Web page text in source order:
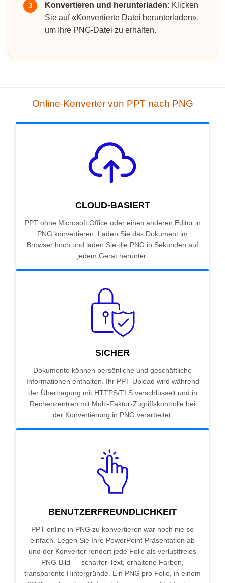
3 Konvertieren und herunterladen: Klicken
Sie auf «Konvertierte Datei herunterladen»,
um Ihre PNG-Datei zu erhalten.
Online-Konverter von PPT nach PNG
CLOUD-BASIERT
PPT ohne Microsoft Office oder einen anderen Editor in
PNG konvertieren. Laden Sie das Dokument im
Browser hoch und laden Sie die PNG in Sekunden auf
jedem Gerät herunter.
SICHER
Dokumente können persönliche und geschäftliche
Informationen enthalten. Ihr PPT-Upload wird während
der Übertragung mit HTTPS/TLS verschlüsselt und in
Rechenzentren mit Multi-Faktor-Zugriffskontrolle bei
der Konvertierung in PNG verarbeitet.
BENUTZERFREUNDLICHKEIT
PPT online in PNG zu konvertieren war noch nie so
einfach. Legen Sie Ihre PowerPoint-Präsentation ab
und der Konverter rendert jede Folie als verlustfreies
PNG-Bild — scharfer Text, erhaltene Farben,
transparente Hintergründe. Ein PNG pro Folie, in einem